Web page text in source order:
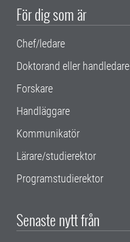
För dig som är
Chef/ledare
Doktorand eller handledare
Forskare
Handläggare
Kommunikatör
Lärare/studierektor
Programstudierektor
Senaste nytt från